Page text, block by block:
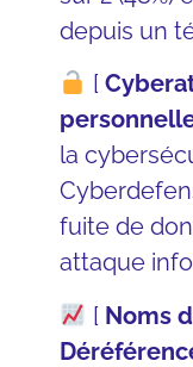
depuis un
[
la
fuite de
attaque
[ Noms